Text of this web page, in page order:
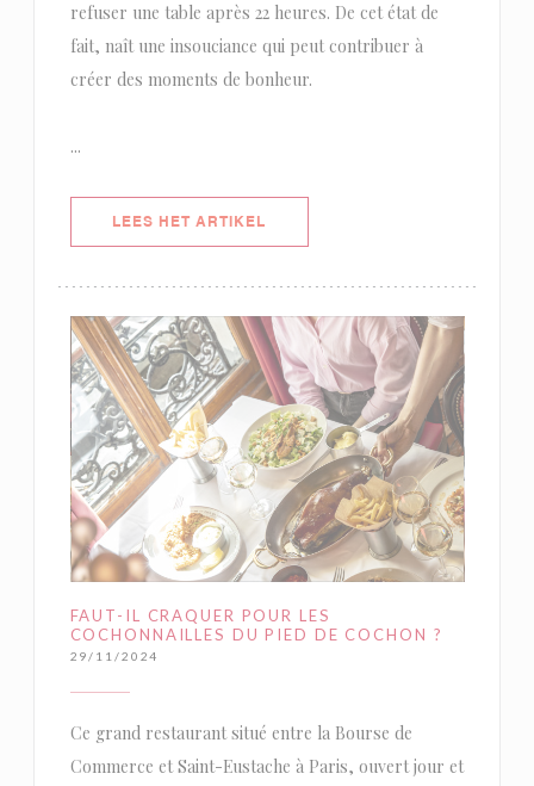
refuser une table après 22 heures. De cet état de
fait, naît une insouciance qui peut contribuer à
créer des moments de bonheur.
...
LEES HET ARTIKEL
FAUT-IL CRAQUER POUR LES
COCHONNAILLES DU PIED DE COCHON ?
29/11/2024
Ce grand restaurant situé entre la Bourse de
Commerce et Saint-Eustache à Paris, ouvert jour et